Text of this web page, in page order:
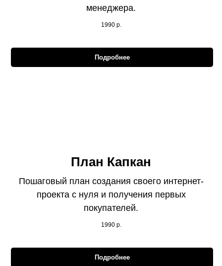
менеджера.
1990 р.
Подробнее
План Капкан
Пошаговый план создания своего интернет-
проекта с нуля и получения первых
покупателей.
1990 р.
Подробнее